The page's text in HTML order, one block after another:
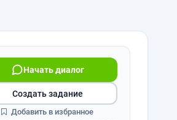
Начать диалог
Создать задание
Добавить в избранное